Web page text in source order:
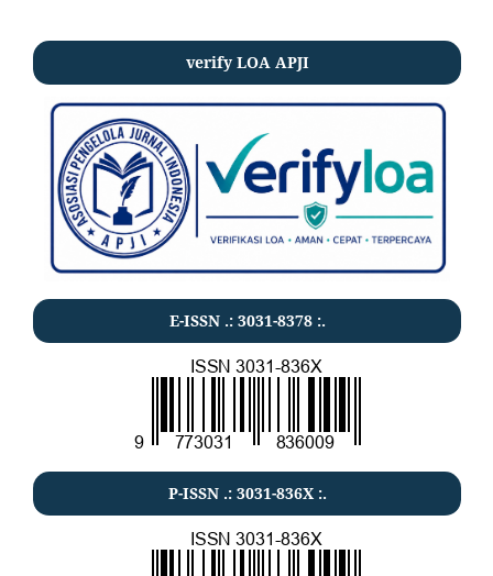
verify LOA APJI
E-ISSN .: 3031-8378:.
P-ISSN .: 3031-836X:.